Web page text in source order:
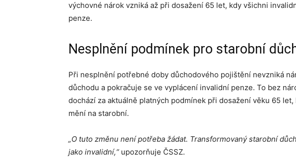
výchovné nárok vzniká až při dosažení 65 let, kdy všichni
penze.
Nesplnění podmínek pro starobní
Při nesplnění potřebné doby důchodového pojištění nevzniká
důchodu a pokračuje se ve vyplácení invalidní penze. To bez
dochází za aktuálně platných podmínek při dosažení věku 65
mění na starobní.
„O tuto změnu není potřeba žádat. Transformovaný starobní
jako invalidní,“ upozorňuje ČSSZ.